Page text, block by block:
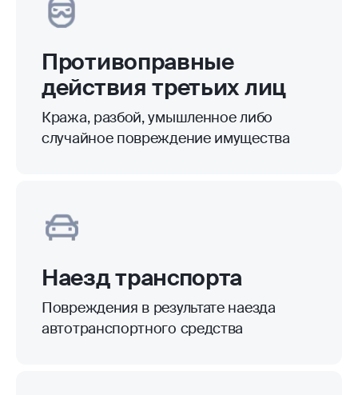
Противоправные
действия третьих лиц
Кража, разбой, умышленное либо
случайное повреждение имущества
Наезд транспорта
Повреждения в результате наезда
автотранспортного средства